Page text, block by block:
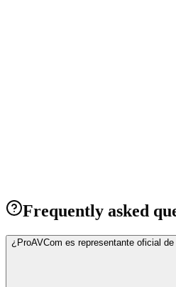
Frequently asked
¿ProAVCom es representante oficial